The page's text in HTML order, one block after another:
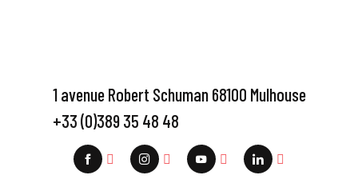
1 avenue Robert Schuman 68100 Mulhouse
+33 (0)389 35 48 48